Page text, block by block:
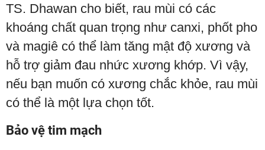
TS. Dhawan cho biết, rau mùi có các
khoáng chất quan trọng như canxi, phốt pho
và magiê có thể làm tăng mật độ xương và
hỗ trợ giảm đau nhức xương khớp. Vì vậy,
nếu bạn muốn có xương chắc khỏe, rau mùi
có thể là một lựa chọn tốt.
Bảo vệ tim mạch